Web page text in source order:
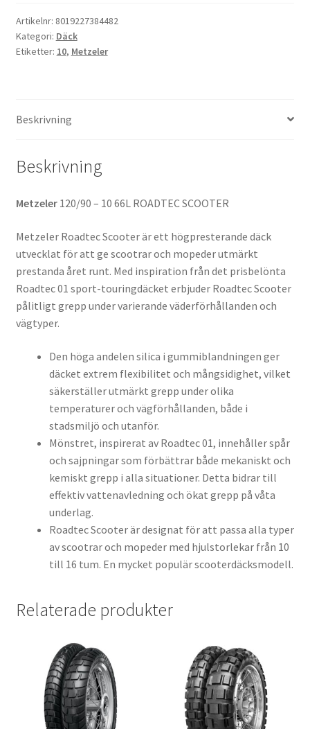
-
10
66L
Artikelnr: 8019227384482
Kategori: Däck
Etiketter: 10, Metzeler
Beskrivning
Beskrivning
Metzeler 120/90 – 10 66L ROADTEC SCOOTER
Metzeler Roadtec Scooter är ett högpresterande däck
utvecklat för att ge scootrar och mopeder utmärkt
prestanda året runt. Med inspiration från det prisbelönta
Roadtec 01 sport-touringdäcket erbjuder Roadtec Scooter
pålitligt grepp under varierande väderförhållanden och
vägtyper.
Den höga andelen silica i gummiblandningen ger
däcket extrem flexibilitet och mångsidighet, vilket
säkerställer utmärkt grepp under olika
temperaturer och vägförhållanden, både i
stadsmiljö och utanför.
Mönstret, inspirerat av Roadtec 01, innehåller spår
och sajpningar som förbättrar både mekaniskt och
kemiskt grepp i alla situationer. Detta bidrar till
effektiv vattenavledning och ökat grepp på våta
underlag.
Roadtec Scooter är designat för att passa alla typer
av scootrar och mopeder med hjulstorlekar från 10
till 16 tum. En mycket populär scooterdäcksmodell.
Relaterade produkter